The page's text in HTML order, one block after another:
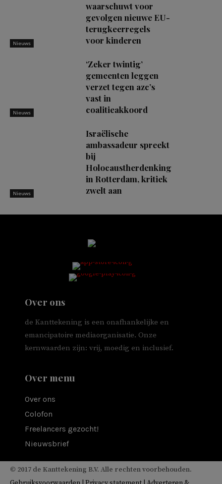
Nieuws
waarschuwt voor
gevolgen nieuwe EU-
terugkeerregels
voor kinderen
Nieuws
‘Zeker twintig’
gemeenten leggen
verzet tegen azc’s
vast in
coalitieakkoord
Nieuws
Israëlische
ambassadeur spreekt
bij
Holocaustherdenking
in Rotterdam, kritiek
zwelt aan
Over ons
de Kanttekening is een onafhankelijke en
emancipatoire mediaorganisatie. Onze
kernwaarden zijn: vrij, moedig en inclusief.
Over menu
Over ons
Colofon
Freelancers gezocht!
Nieuwsbrief
© 2017 de Kanttekening B.V. Alle rechten voorbehouden.